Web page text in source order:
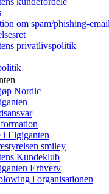
om spam/phishing-
privatlivspolitik
Nordic
i Elgiganten
smiley
Kundeklub
Erhverv
i organisationen